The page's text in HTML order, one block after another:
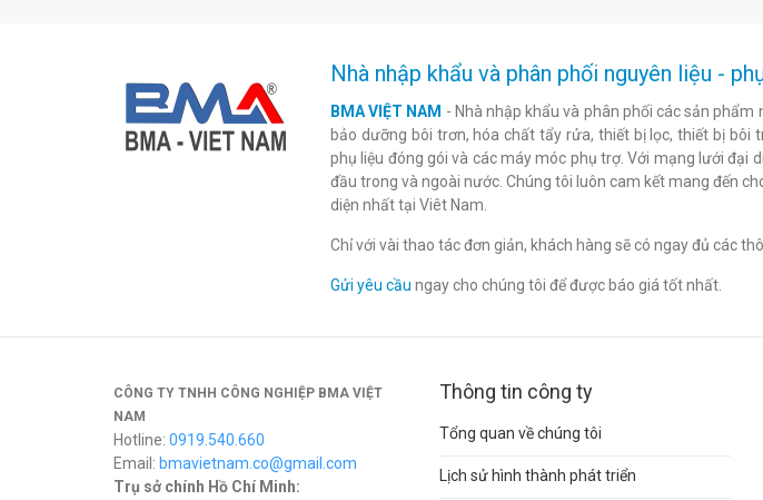
Nhà nhập khẩu và phân phối nguyên liệu -
BMA VIỆT NAM - Nhà nhập khẩu và phân phối các sản
bảo dưỡng bôi trơn, hóa chất tẩy rửa, thiết bị lọc, thiết bị bôi
phụ liệu đóng gói và các máy móc phụ trợ. Với mạng lưới đại
đầu trong và ngoài nước. Chúng tôi luôn cam kết mang đến
diện nhất tại Viêt Nam.
Chỉ với vài thao tác đơn giản, khách hàng sẽ có ngay đủ các
Gửi yêu cầu ngay cho chúng tôi để được báo giá tốt nhất.
CÔNG TY TNHH CÔNG NGHIỆP BMA VIỆT
NAM
Hotline: 0919.540.660
Email: bmavietnam.co@gmail.com
Trụ sở chính Hồ Chí Minh:
Thông tin công ty
Tổng quan về chúng tôi
Lịch sử hình thành phát triển